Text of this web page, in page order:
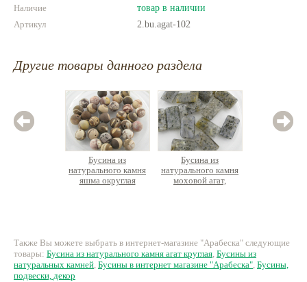
Наличие
товар в наличии
Артикул
2.bu.agat-102
Другие товары данного раздела
Бусина из
натурального камня
яшма округлая
Бусина из
натурального камня
моховой агат,
Также Вы можете выбрать в интернет-магазине "Арабеска" следующие
товары: Бусина из натурального камня агат круглая, Бусины из
натуральных камней, Бусины в интернет магазине "Арабеска", Бусины,
подвески, декор